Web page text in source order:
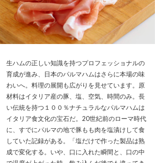
生ハムの正しい知識を持つプロフェッショナルの
育成が進み、日本のパルマハムはさらに本場の味
わいへ。料理の展開も広がりを見せています。原
材料はイタリア産の豚、塩、空気、時間のみ。長
い伝統を持つ１００％ナチュラルなパルマハムは
イタリア食文化の宝石だ。20世紀前のローマ時代
に、すでにパルマの地で豚もも肉を塩漬けして食
していた記録がある。「塩だけで作った製品は熟
成で変化する。いや、口に入れた瞬間と、口の中